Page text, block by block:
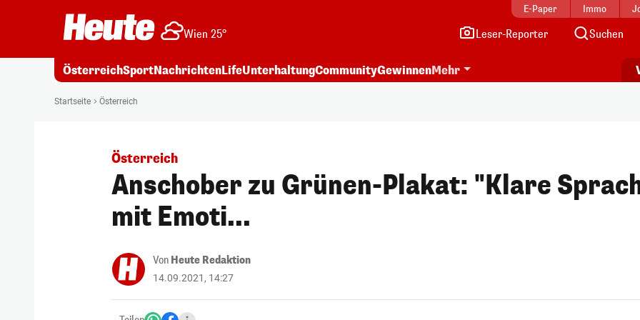
E-Paper Immo
Wien 25° Leser-Reporter Suchen
ÖsterreichSportNachrichtenLifeUnterhaltungCommunityGewinnenMehr
Startseite Österreich
Österreich
Anschober zu Grünen-Plakat: "Klare
mit Emoti...
Von Heute Redaktion
14.09.2021, 14:27